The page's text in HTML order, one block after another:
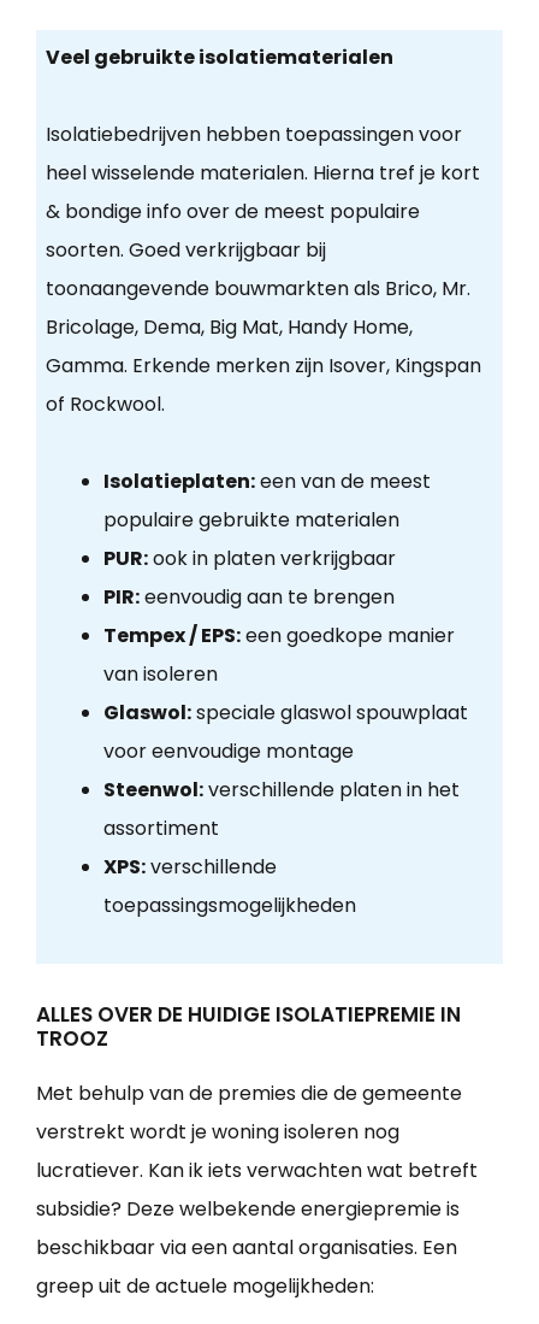
Veel gebruikte isolatiematerialen
Isolatiebedrijven hebben toepassingen voor
heel wisselende materialen. Hierna tref je kort
& bondige info over de meest populaire
soorten. Goed verkrijgbaar bij
toonaangevende bouwmarkten als Brico, Mr.
Bricolage, Dema, Big Mat, Handy Home,
Gamma. Erkende merken zijn Isover, Kingspan
of Rockwool.
Isolatieplaten:een van de meest
populaire gebruikte materialen
PUR:ook in platen verkrijgbaar
PIR:eenvoudig aan te brengen
Tempex / EPS:een goedkope manier
van isoleren
Glaswol:speciale glaswol spouwplaat
voor eenvoudige montage
Steenwol:verschillende platen in het
assortiment
XPS:verschillende
toepassingsmogelijkheden
ALLES OVER DE HUIDIGE ISOLATIEPREMIE IN
TROOZ
Met behulp van de premies die de gemeente
verstrekt wordt je woning isoleren nog
lucratiever. Kan ik iets verwachten wat betreft
subsidie? Deze welbekende energiepremie is
beschikbaar via een aantal organisaties. Een
greep uit de actuele mogelijkheden: